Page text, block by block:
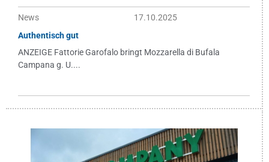
News
17.10.2025
Authentisch gut
ANZEIGE Fattorie Garofalo bringt Mozzarella di Bufala
Campana g. U....